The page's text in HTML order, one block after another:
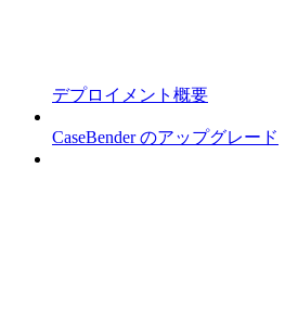
デプロイメント概要
CaseBender のアップグレード